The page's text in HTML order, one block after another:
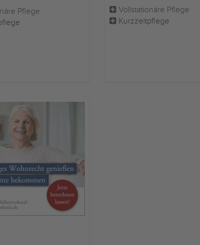
Pflege
Vollstationäre Pflege
Kurzzeitpflege